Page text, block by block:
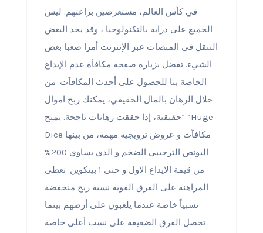
في كأس العالم، مستعرضين براعتهم. ليس
الجميع على دراية بالتكنولوجيا ، وقد يجد البعض
التنقل في المنصات عبر الإنترنت أمرا صعبا بعض
الشيء. تفضل بزيارة صفحة مكافأة عدم الإيداع
الخاصة بنا للحصول على أحدث المكافآت. من
خلال الرهان بالمال الحقيقي، يمكنك ربح اموال
حقيقية، إذا حققت رهانات ناجحة. يمنح” “Huge
Dice مكافآت و عروض ترويجية مهمة، من بينها
البونص الترحيبي الضخم و الذي يساوي 200%
من قيمة الايداع الاول و حتى 1 بيتكوين. تعطى
المراهنة على الفرق القوية نسبة ربح منخفضة
نسبياً خاصة عندما يلعبون على أرضهم بينما
تحصل الفرق الضعيفة على نسب أعلى خاصة